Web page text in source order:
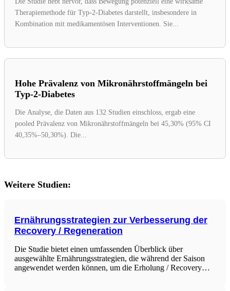
Therapiemethode für Typ-2-Diabetes darstellt, insbesondere in
Kombination mit medikamentösen Interventionen. Sie...
Hohe Prävalenz von Mikronährstoffmängeln bei
Typ-2-Diabetes
Die Analyse, die Daten aus 132 Studien einschloss, ergab eine
pooled Prävalenz von Mikronährstoffmängeln bei 45,30% (95% CI
40,35%–50,30%). Die...
Weitere Studien:
Ernährungsstrategien zur Verbesserung der
Recovery / Regeneration
Die Studie bietet einen umfassenden Überblick über
ausgewählte Ernährungsstrategien, die während der Saison
angewendet werden können, um die Erholung / Recovery